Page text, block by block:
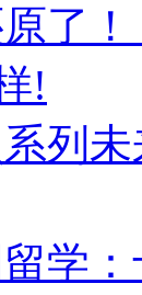
了
!
列
学